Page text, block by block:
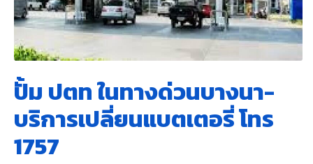
ปั้ม ปตท ในทางด่วนบางนา-
บริการเปลี่ยนแบตเตอรี่ โทร
1757